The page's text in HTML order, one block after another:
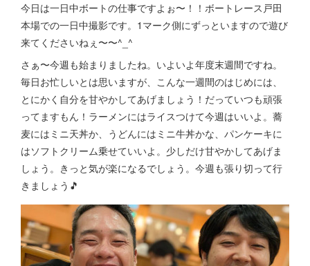
今日は一日中ボートの仕事ですよぉ〜！！ボートレース戸田
本場での一日中撮影です。1マーク側にずっといますので遊び
来てくださいねぇ〜〜^_^
さぁ〜今週も始まりましたね。いよいよ年度末週間ですね。
毎日お忙しいとは思いますが、こんな一週間のはじめには、
とにかく自分を甘やかしてあげましょう！だっていつも頑張
ってますもん！ラーメンにはライスつけて今週はいいよ。蕎
麦にはミニ天丼か、うどんにはミニ牛丼かな、パンケーキに
はソフトクリーム乗せていいよ。少しだけ甘やかしてあげま
しょう。きっと気が楽になるでしょう。今週も張り切って行
きましょう🎵